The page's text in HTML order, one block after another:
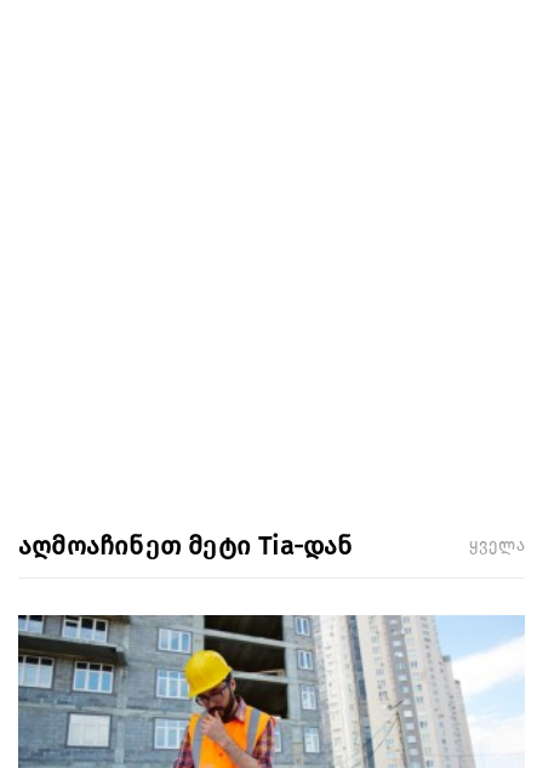
აღმოაჩინეთ მეტი Tia-დან ყველა